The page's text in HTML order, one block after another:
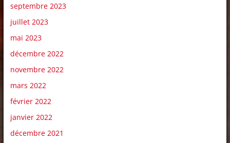
septembre 2023
juillet 2023
mai 2023
décembre 2022
novembre 2022
mars 2022
février 2022
janvier 2022
décembre 2021